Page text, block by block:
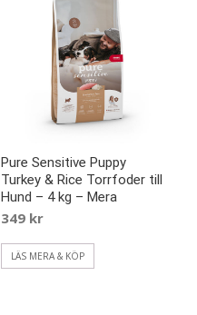
Pure Sensitive Puppy
Turkey & Rice Torrfoder till
Hund – 4 kg – Mera
349 kr
LÄS MERA & KÖP